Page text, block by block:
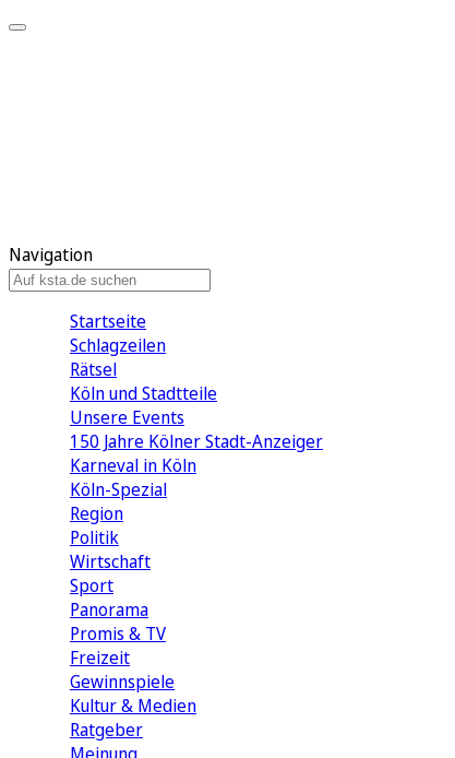
Navigation
Startseite
Schlagzeilen
Rätsel
Köln und Stadtteile
Unsere Events
150 Jahre Kölner Stadt-Anzeiger
Karneval in Köln
Köln-Spezial
Region
Politik
Wirtschaft
Sport
Panorama
Promis & TV
Freizeit
Gewinnspiele
Kultur & Medien
Ratgeber